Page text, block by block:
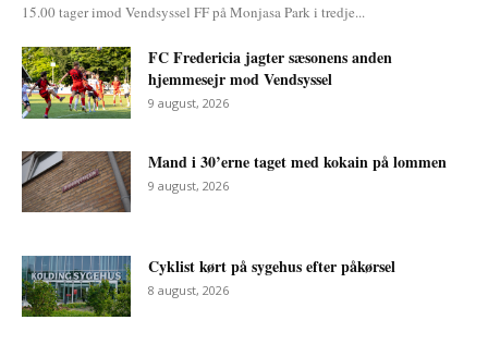
15.00 tager imod Vendsyssel FF på Monjasa Park i tredje...
FC Fredericia jagter sæsonens anden
hjemmesejr mod Vendsyssel
9 august, 2026
Mand i 30’erne taget med kokain på lommen
9 august, 2026
Cyklist kørt på sygehus efter påkørsel
8 august, 2026